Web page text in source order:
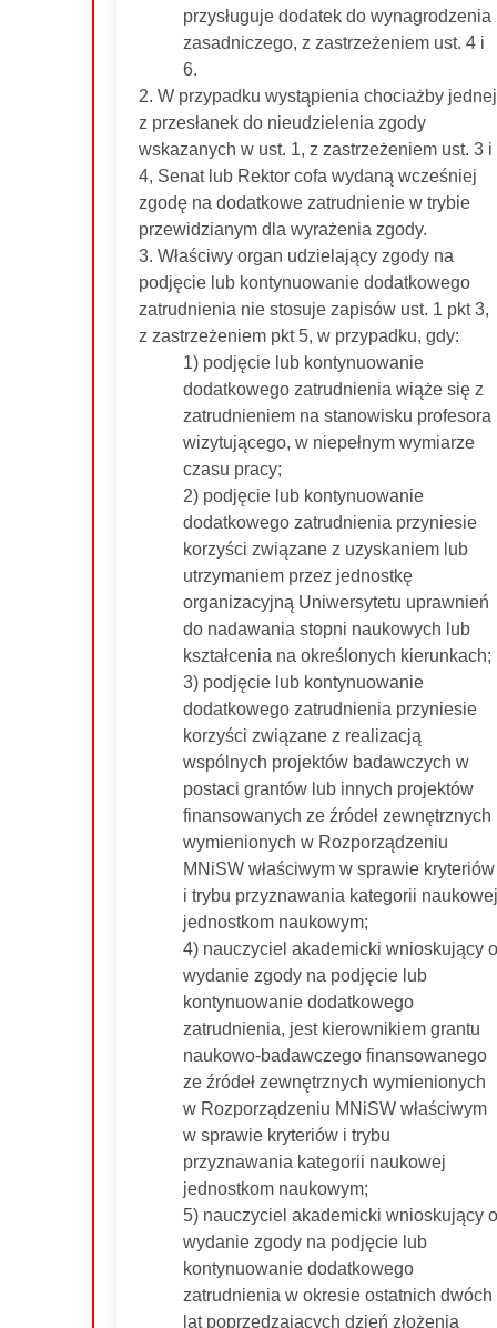
przysługuje dodatek do wynagrodzenia
zasadniczego, z zastrzeżeniem ust. 4 i
6.
2. W przypadku wystąpienia chociażby jednej
z przesłanek do nieudzielenia zgody
wskazanych w ust. 1, z zastrzeżeniem ust. 3 i
4, Senat lub Rektor cofa wydaną wcześniej
zgodę na dodatkowe zatrudnienie w trybie
przewidzianym dla wyrażenia zgody.
3. Właściwy organ udzielający zgody na
podjęcie lub kontynuowanie dodatkowego
zatrudnienia nie stosuje zapisów ust. 1 pkt 3,
z zastrzeżeniem pkt 5, w przypadku, gdy:
1) podjęcie lub kontynuowanie
dodatkowego zatrudnienia wiąże się z
zatrudnieniem na stanowisku profesora
wizytującego, w niepełnym wymiarze
czasu pracy;
2) podjęcie lub kontynuowanie
dodatkowego zatrudnienia przyniesie
korzyści związane z uzyskaniem lub
utrzymaniem przez jednostkę
organizacyjną Uniwersytetu uprawnień
do nadawania stopni naukowych lub
kształcenia na określonych kierunkach;
3) podjęcie lub kontynuowanie
dodatkowego zatrudnienia przyniesie
korzyści związane z realizacją
wspólnych projektów badawczych w
postaci grantów lub innych projektów
finansowanych ze źródeł zewnętrznych
wymienionych w Rozporządzeniu
MNiSW właściwym w sprawie kryteriów
i trybu przyznawania kategorii naukowej
jednostkom naukowym;
4) nauczyciel akademicki wnioskujący o
wydanie zgody na podjęcie lub
kontynuowanie dodatkowego
zatrudnienia, jest kierownikiem grantu
naukowo-badawczego finansowanego
ze źródeł zewnętrznych wymienionych
w Rozporządzeniu MNiSW właściwym
w sprawie kryteriów i trybu
przyznawania kategorii naukowej
jednostkom naukowym;
5) nauczyciel akademicki wnioskujący o
wydanie zgody na podjęcie lub
kontynuowanie dodatkowego
zatrudnienia w okresie ostatnich dwóch
lat poprzedzających dzień złożenia